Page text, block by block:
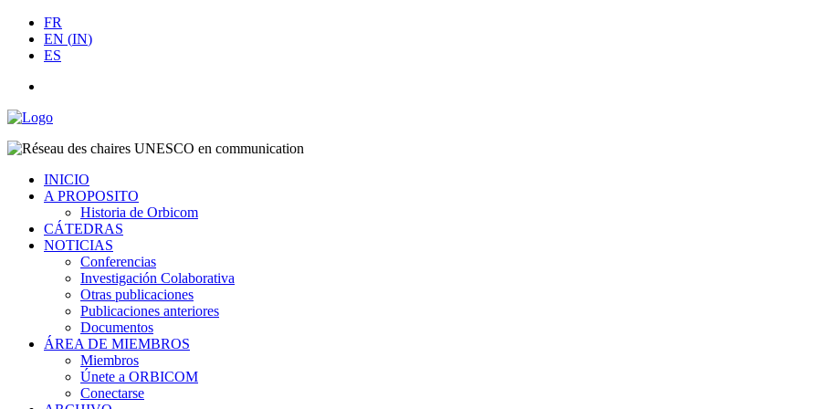
FR
EN (IN)
ES
INICIO
A PROPOSITO
Historia de Orbicom
CÁTEDRAS
NOTICIAS
Conferencias
Investigación Colaborativa
Otras publicaciones
Publicaciones anteriores
Documentos
ÁREA DE MIEMBROS
Miembros
Únete a ORBICOM
Conectarse